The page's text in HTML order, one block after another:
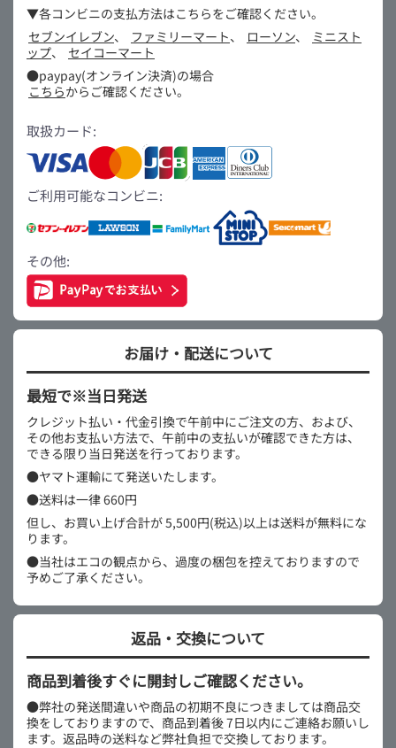
▼各コンビニの支払方法はこちらをご確認ください。
セブンイレブン、 ファミリーマート、 ローソン、
ミニスト
ップ、
セイコーマート
●paypay(オンライン決済)の場合
こちらからご確認ください。
取扱カード:
ご利用可能なコンビニ:
その他:
お届け・配送について
最短で※当日発送
クレジット払い・代金引換で午前中にご注文の方、および、
その他お支払い方法で、午前中の支払いが確認できた方は、
できる限り当日発送を行っております。
●ヤマト運輸にて発送いたします。
●送料は一律 660円
但し、お買い上げ合計が 5,500円(税込)以上は送料が無料にな
ります。
●当社はエコの観点から、過度の梱包を控えておりますので
予めご了承ください。
返品・交換について
商品到着後すぐに開封しご確認ください。
●弊社の発送間違いや商品の初期不良につきましては商品交
換をしておりますので、商品到着後 7日以内にご連絡お願いし
ます。返品時の送料など弊社負担で交換しております。